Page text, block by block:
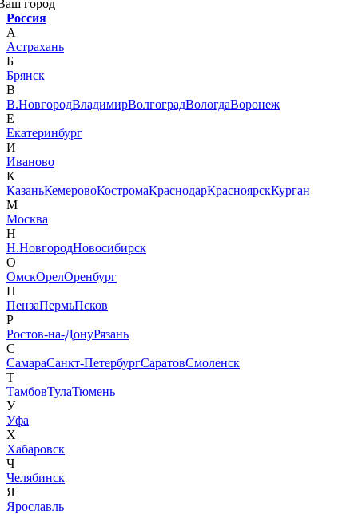
город
Россия
А
Астрахань
Б
Брянск
В
В.НовгородВладимирВолгоградВологдаВоронеж
Е
Екатеринбург
И
Иваново
К
КазаньКемеровоКостромаКраснодарКрасноярскКурган
М
Москва
Н
Н.НовгородНовосибирск
О
ОмскОрелОренбург
П
ПензаПермьПсков
Р
Ростов-на-ДонуРязань
С
СамараСанкт-ПетербургСаратовСмоленск
Т
ТамбовТулаТюмень
У
Уфа
Х
Хабаровск
Ч
Челябинск
Я
Ярославль